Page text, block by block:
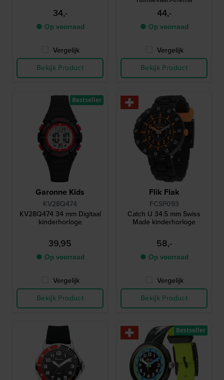
34,-
● Op voorraad
Vergelijk
Bekijk Product
44,-
● Op voorraad
Vergelijk
Bekijk Product
Garonne Kids
KV28Q474
KV28Q474 34 mm Digitaal
kinderhorloge
39,95
● Op voorraad
Vergelijk
Bekijk Product
Bestseller
Flik Flak
FCSP093
Catch U 34.5 mm Swiss
Made kinderhorloge
58,-
● Op voorraad
Vergelijk
Bekijk Product
Bestseller